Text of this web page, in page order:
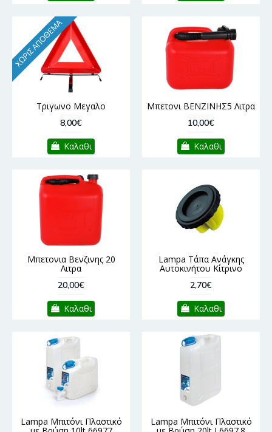
ΧΩΡΊΣ ΑΠΌΘΕΜΑ
Τριγωνο Μεγαλο
8,00€
Καλαθι
Μπετονι ΒΕΝΖΙΝΗΣ5 Λιτρα
10,00€
Καλαθι
Μπετονια Βενζινης 20
Λιτρα
20,00€
Καλαθι
Lampa Τάπα Ανάγκης
Αυτοκινήτου Κίτρινο
2,70€
Καλαθι
Lampa Μπιτόνι Πλαστικό Lampa Μπιτόνι Πλαστικό